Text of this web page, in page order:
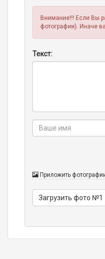
Внимание!!! Если Вы
фотографии). Иначе
Текст:
Приложить
Загрузить фото №1